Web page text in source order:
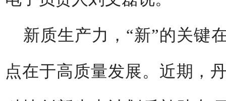
新质生产力，“新”的关键
点在于高质量发展。近期，